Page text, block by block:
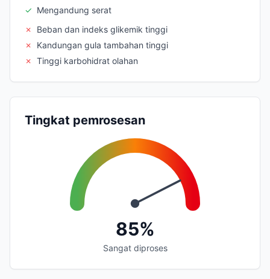
✓ Mengandung serat
✗
Beban dan indeks glikemik tinggi
✗
Kandungan gula tambahan tinggi
✗ Tinggi karbohidrat olahan
Tingkat pemrosesan
85%
Sangat diproses